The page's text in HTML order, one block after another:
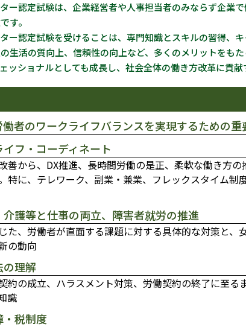
ー認定試験は、企業経営者や人事担当者のみならず企業
す。
ー認定試験を受けることは、専門知識とスキルの習得、
生活の質向上、信頼性の向上など、多くのメリットをも
ッショナルとしても成長し、社会全体の働き方改革に貢献
者のワークライフバランスを実現するための重
フ・コーディネート
善から、DX推進、長時間労働の是正、柔軟な働き方
特に、テレワーク、副業・兼業、フレックスタイム制
護等と仕事の両立、障害者就労の推進
た、労働者が直面する課題に対する具体的な対策と、
の動向
の理解
約の成立、ハラスメント対策、労働契約の終了に至る
識
税制度